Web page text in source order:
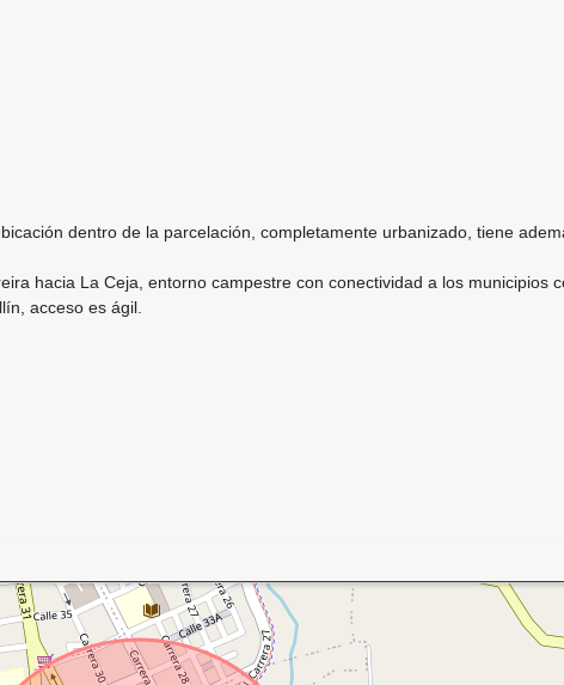
dentro de la parcelación, completamente urbanizado, tiene
hacia La Ceja, entorno campestre con conectividad a los municipios
acceso es ágil.